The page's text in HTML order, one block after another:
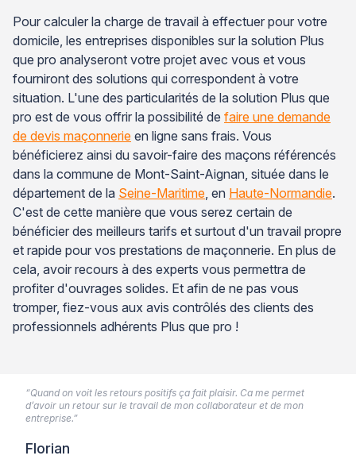
Pour calculer la charge de travail à effectuer pour votre
domicile, les entreprises disponibles sur la solution Plus
que pro analyseront votre projet avec vous et vous
fourniront des solutions qui correspondent à votre
situation. L'une des particularités de la solution Plus que
pro est de vous offrir la possibilité de faire une demande
de devis maçonnerie en ligne sans frais. Vous
bénéficierez ainsi du savoir-faire des maçons référencés
dans la commune de Mont-Saint-Aignan, située dans le
département de la Seine-Maritime , en Haute-Normandie.
C'est de cette manière que vous serez certain de
bénéficier des meilleurs tarifs et surtout d'un travail propre
et rapide pour vos prestations de maçonnerie. En plus de
cela, avoir recours à des experts vous permettra de
profiter d'ouvrages solides. Et afin de ne pas vous
tromper, fiez-vous aux avis contrôlés des clients des
professionnels adhérents Plus que pro !
“Quand on voit les retours positifs ça fait plaisir. Ca me permet
d’avoir un retour sur le travail de mon collaborateur et de mon
entreprise.”
Florian